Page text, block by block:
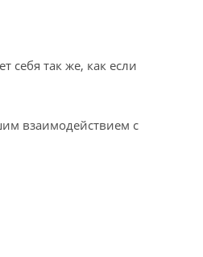
себя так же, как если
взаимодействием с